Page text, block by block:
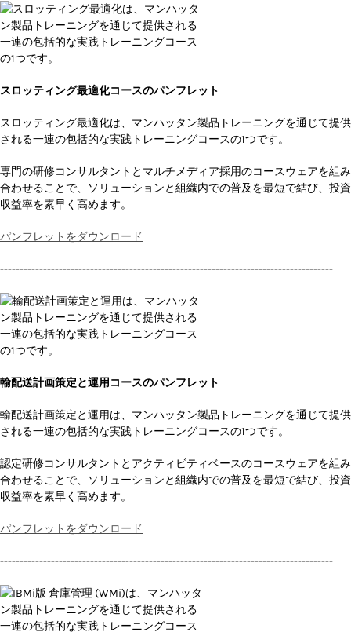
スロッティング最適化コースのパンフレット
スロッティング最適化は、マンハッタン製品トレーニングを通じて提供
される一連の包括的な実践トレーニングコースの1つです。
専門の研修コンサルタントとマルチメディア採用のコースウェアを組み
合わせることで、ソリューションと組織内での普及を最短で結び、投資
収益率を素早く高めます。
パンフレットをダウンロード
-------------------------------------------------------------------------------------
輸配送計画策定と運用コースのパンフレット
輸配送計画策定と運用は、マンハッタン製品トレーニングを通じて提供
される一連の包括的な実践トレーニングコースの1つです。
認定研修コンサルタントとアクティビティベースのコースウェアを組み
合わせることで、ソリューションと組織内での普及を最短で結び、投資
収益率を素早く高めます。
パンフレットをダウンロード
-------------------------------------------------------------------------------------